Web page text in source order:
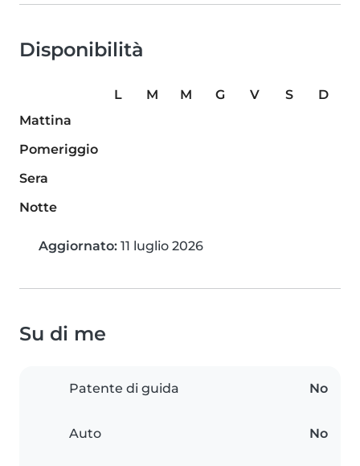
Disponibilità
L M M G V S
D
Mattina
Pomeriggio
Sera
Notte
Aggiornato: 11 luglio 2026
Su di me
Patente di guida No
Auto No